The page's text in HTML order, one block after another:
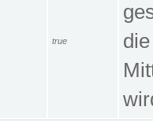
true